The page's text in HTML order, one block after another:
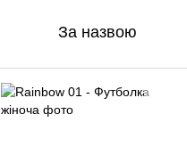
За назвою